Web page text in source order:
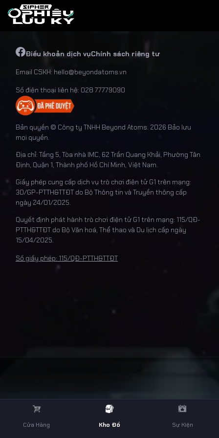
Điều khoản dịch vụChính sách riêng tư
Email CSKH: hello@beyondatoms.vn
Số điện thoại liên hệ: 028 77779090
Bản quyền © Công ty TNHH Beyond Atoms. 2026 Bảo lưu
mọi quyền.
Địa chỉ: Tầng 5, Tòa nhà IMC, 62 Trần Quang Khải, Phường Tân
Định, Quận 1, Thành phố Hồ Chí Minh, Việt Nam.
Giấy phép cung cấp dịch vụ trò chơi điện tử G1 trên mạng:
30/GP-PTTH&TTĐT do Bộ Thông tin và Truyền thông cấp
ngày 24/01/2025.
Quyết định phát hành trò chơi điện tử G1 trên mạng: 115/QĐ-
PTTH&TTĐT do Bộ Văn hoá, Thể thao và Du lịch cấp ngày
15/04/2025.
Số giấy phép: 115/QĐ-PTTH&TTĐT
Cửa Hàng Kho Đồ Sự Kiện